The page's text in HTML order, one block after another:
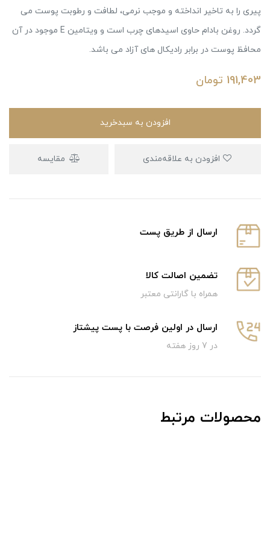
پیری را به تاخیر انداخته و موجب نرمی، لطافت و رطوبت پوست می
گردد. روغن بادام حاوی اسیدهای چرب است و ویتامین E موجود در آن
محافظ پوست در برابر رادیکال های آزاد می باشد.
191,403 تومان
افزودن به سبدخرید
مقایسه
ارسال از طریق پست
تضمین اصالت کالا
همراه با گارانتی معتبر
ارسال در اولین فرصت با پست پیشتاز
در 7 روز هفته
محصولات مرتبط